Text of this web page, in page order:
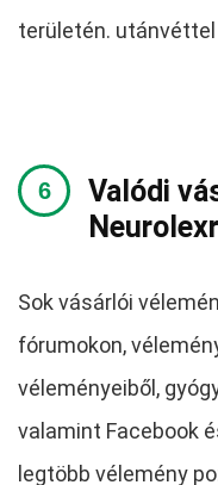
területén.
Valódi
Sok vásárlói
fórumokon,
véleményeiből,
valamint Facebook
legtöbb vélemény